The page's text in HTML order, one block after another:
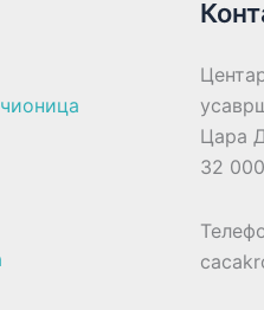
Цара
32